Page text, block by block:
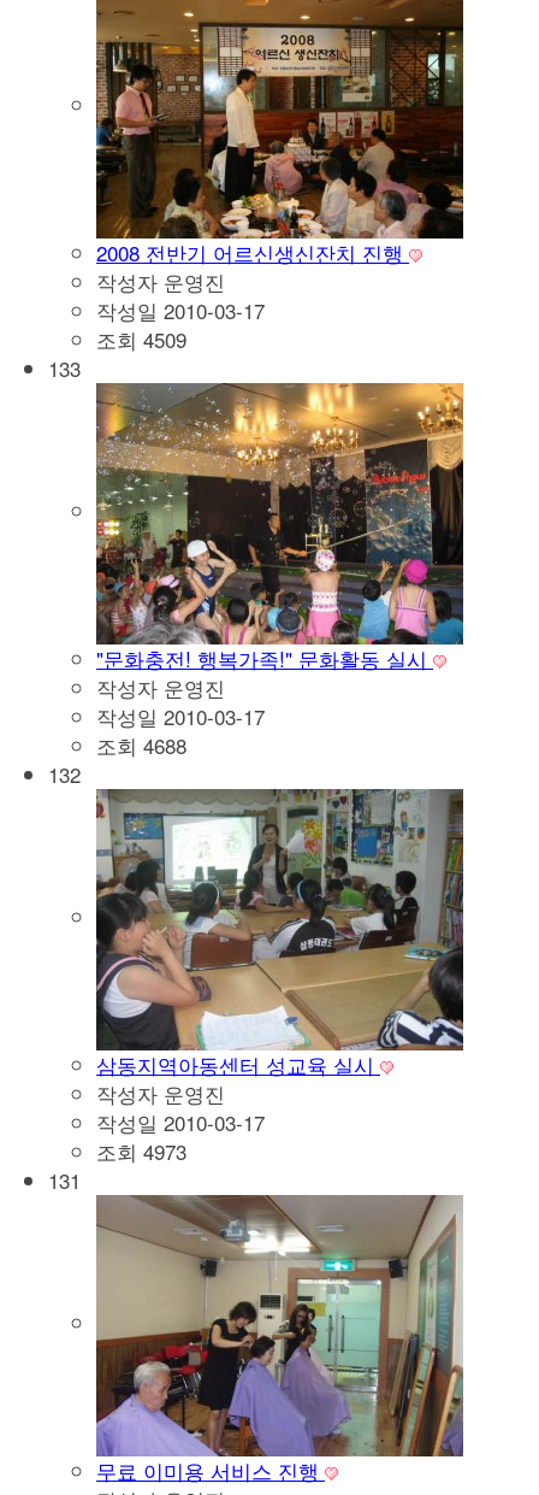
2008 전반기 어르신생신잔치 진행
작성자 운영진
작성일 2010-03-17
조회 4509
133
"문화충전! 행복가족!" 문화활동 실시
작성자 운영진
작성일 2010-03-17
조회 4688
132
삼동지역아동센터 성교육 실시
작성자 운영진
작성일 2010-03-17
조회 4973
131
무료 이미용 서비스 진행